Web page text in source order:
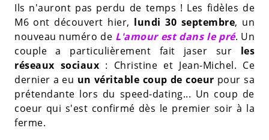
Ils n'auront pas perdu de temps ! Les fidèles de
M6 ont découvert hier, lundi 30 septembre, un
nouveau numéro de L'amour est dans le pré. Un
couple a particulièrement fait jaser sur les
réseaux sociaux : Christine et Jean-Michel. Ce
dernier a eu un véritable coup de coeur pour sa
prétendante lors du speed-dating... Un coup de
coeur qui s'est confirmé dès le premier soir à la
ferme.